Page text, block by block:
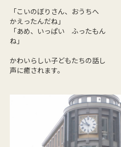
「こいのぼりさん、おうちへ
かえったんだね」
「あめ、いっぱい ふったもん
ね」
かわいらしい子どもたちの話し
声に癒されます。